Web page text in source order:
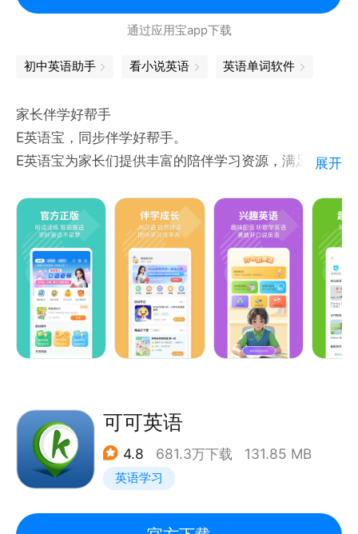
化备考指导，主讲老师直播答疑，支持回放，离线下
载，让你随时随地自由学！
历年真题随心练，考前摸底，还原真实考场环境，即时
出分，配套题目精析，查漏补缺，助你更快过级！
5.备考资讯
各类学习干货和有趣的活动在这里都能get，快来一起
学习，共同进步!
意见、建议、勾搭、吐槽来这里找我们：
官方微信：搜索“星火英语”
官方微博：@星火英语官方微博
官方客服热线：4008320009
通过应用宝app下载
初中英语助手 看小说英语 英语单词软件
家长伴学好帮手
E英语宝，同步伴学好帮手。
E英语宝为家长们提供丰富的陪伴学习资源，满足您在
场景。紧扣2024年新版教材，帮助大家夯实基础知
识，提高陪伴学习效率。
特色模块：
正版课本点读：官方纯正发音、高清大图护眼、课文长
句拆分、点读简单易学。
高清课文动画：原版配套视频、还原学习场景、看动画
学英语、提升学习兴趣。
巧记英语单词：匹配教材单元、趣味闯关训练、多手段
助理解、好方法巧记忆。
E英语宝，注重学情分析，搭建三方沟通的桥梁。以高
效陪伴为核心，及时记录和反馈学练情况。
展开
可可英语
4.8 681.3万下载 131.85 MB
英语学习